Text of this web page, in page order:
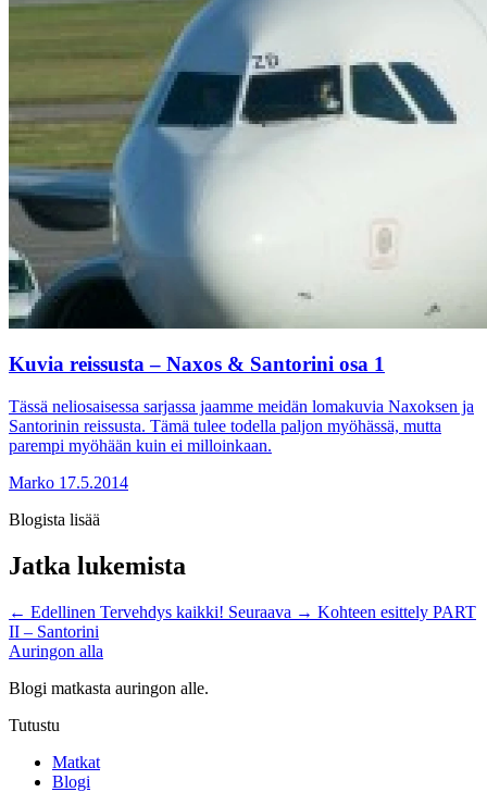
Kuvia reissusta – Naxos & Santorini osa 1
Tässä neliosaisessa sarjassa jaamme meidän lomakuvia Naxoksen ja
Santorinin reissusta. Tämä tulee todella paljon myöhässä, mutta
parempi myöhään kuin ei milloinkaan.
Marko 17.5.2014
Blogista lisää
Jatka lukemista
← Edellinen Tervehdys kaikki! Seuraava → Kohteen esittely PART
II – Santorini
Auringon alla
Blogi matkasta auringon alle.
Tutustu
Matkat
Blogi